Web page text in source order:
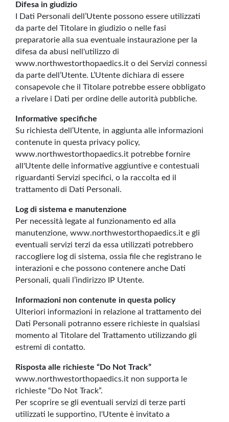
Difesa in giudizio
I Dati Personali dell’Utente possono essere utilizzati
da parte del Titolare in giudizio o nelle fasi
preparatorie alla sua eventuale instaurazione per la
difesa da abusi nell'utilizzo di
www.northwestorthopaedics.it o dei Servizi connessi
da parte dell’Utente. L’Utente dichiara di essere
consapevole che il Titolare potrebbe essere obbligato
a rivelare i Dati per ordine delle autorità pubbliche.
Informative specifiche
Su richiesta dell’Utente, in aggiunta alle informazioni
contenute in questa privacy policy,
www.northwestorthopaedics.it potrebbe fornire
all'Utente delle informative aggiuntive e contestuali
riguardanti Servizi specifici, o la raccolta ed il
trattamento di Dati Personali.
Log di sistema e manutenzione
Per necessità legate al funzionamento ed alla
manutenzione, www.northwestorthopaedics.it e gli
eventuali servizi terzi da essa utilizzati potrebbero
raccogliere log di sistema, ossia file che registrano le
interazioni e che possono contenere anche Dati
Personali, quali l’indirizzo IP Utente.
Informazioni non contenute in questa policy
Ulteriori informazioni in relazione al trattamento dei
Dati Personali potranno essere richieste in qualsiasi
momento al Titolare del Trattamento utilizzando gli
estremi di contatto.
Risposta alle richieste “Do Not Track”
www.northwestorthopaedics.it non supporta le
richieste “Do Not Track”.
Per scoprire se gli eventuali servizi di terze parti
utilizzati le supportino, l'Utente è invitato a